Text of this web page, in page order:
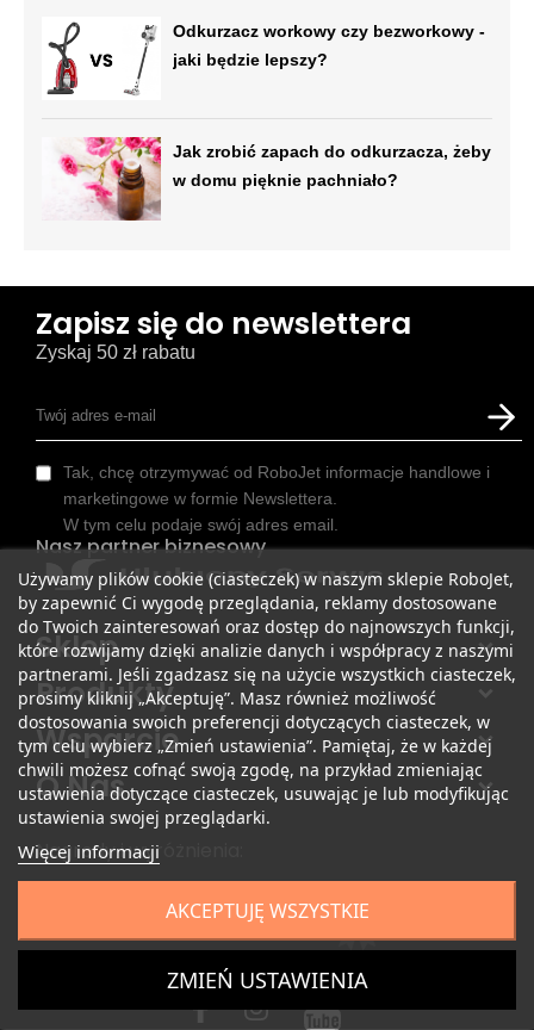
Odkurzacz workowy czy bezworkowy -
jaki będzie lepszy?
Jak zrobić zapach do odkurzacza, żeby
w domu pięknie pachniało?
Sklep
Produkty
Wsparcie
O Nas
Używamy plików cookie (ciasteczek) w naszym sklepie RoboJet,
by zapewnić Ci wygodę przeglądania, reklamy dostosowane
do Twoich zainteresowań oraz dostęp do najnowszych funkcji,
które rozwijamy dzięki analizie danych i współpracy z naszymi
partnerami. Jeśli zgadzasz się na użycie wszystkich ciasteczek,
prosimy kliknij „Akceptuję”. Masz również możliwość
dostosowania swoich preferencji dotyczących ciasteczek, w
tym celu wybierz „Zmień ustawienia”. Pamiętaj, że w każdej
chwili możesz cofnąć swoją zgodę, na przykład zmieniając
ustawienia dotyczące ciasteczek, usuwając je lub modyfikując
ustawienia swojej przeglądarki.
Więcej informacji
AKCEPTUJĘ WSZYSTKIE
ZMIEŃ USTAWIENIA
Zapisz się do newslettera
Zyskaj 50 zł rabatu
Tak, chcę otrzymywać od RoboJet informacje handlowe i
marketingowe w formie Newslettera.
W tym celu podaje swój adres email.
Nasz partner biznesowy
Nagrody i wyróżnienia: